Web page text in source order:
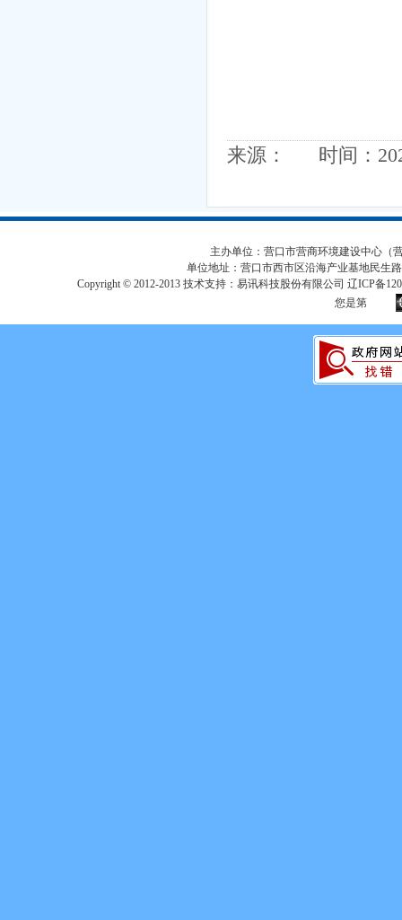
来源： 时间：
主办单位：营口市营商环境建设中心（
单位地址：营口市西市区沿海产业基地民生
Copyright © 2012-2013 技术支持：易讯科技股份有限公司 辽ICP备
您是第